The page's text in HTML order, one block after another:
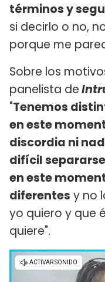
términos y
si decirlo o no,
porque me
Sobre los
panelista de
"Tenemos
en este
discordia ni
difícil
en este
diferentes y no
yo quiero y que
quiere".